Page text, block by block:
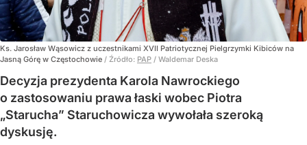
Ks. Jarosław Wąsowicz z uczestnikami XVII Patriotycznej Pielgrzymki Kibiców na
Jasną Górę w Częstochowie / Źródło: PAP / Waldemar Deska
Decyzja prezydenta Karola Nawrockiego
o zastosowaniu prawa łaski wobec Piotra
„Starucha” Staruchowicza wywołała szeroką
dyskusję.